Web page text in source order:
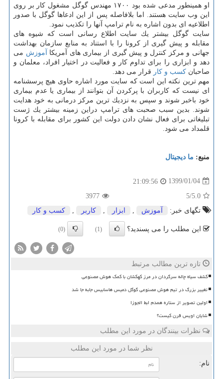
او همینطور مدعی شده بود ۱۷۰۰ مهندس گوگل مشغول كار بر روی
این وب سایت هستند. اما بلافاصله پس از این ادعاها گوگل با صدور
اطلاعیه ای بدون اشاره به نام ترامپ آنها را تكذیب نمود.
سایت گوگل بیشتر یك سایت اطلاع رسانی است كه شیوه های
مقابله و پیش گیری از كرونا را با استناد به منابع سازمان بهداشت
جهانی و مركز كنترل و پیش گیری از بیماری های آمریكا
آموزش می
دهد و ابزاری را برای تداوم كار و فعالیت در اختیار افراد، معلمان و
صاحبان كسب و كار قرار می دهد.
مهم ترین نكته این است كه سایت مورد اشاره حاوی هیچ پرسشنامه
ای نیست كه كاربران با پركردن آن بتوانند از بیماری یا عدم بیماری
خود باخبر شوند و سپس به نزدیك ترین مركز درمانی به خود هدایت
شوند. بدین سبب صحبت های ترامپ دراین زمینه بیشتر یك ژست
تبلیغاتی برای فعال نشان دادن دولت این كشور برای مقابله با كرونا
قلمداد می شود.
منبع: ما دیجیتال
1399/01/04
21:09:56
5.0
/5
3977
تگهای خبر:
آموزش , ابزار , كاربر , كسب و كار
این مطلب را می پسندید؟ (1)
(0)
تازه ترین مطالب مرتبط
کشف سیاه چاله سرگردان در مرز کهکشان با کمک هوش مصنوعی
تغییر بزرگ در تیم هوش مصنوعی گوگل دمیس هاسابیس جابه جا شد
اولین تصویر از ستاره همدم ابط الجوزا
شایان اویس قرن کیست؟
نظرات بینندگان در مورد این مطلب
نظر شما در مورد این مطلب
نام: